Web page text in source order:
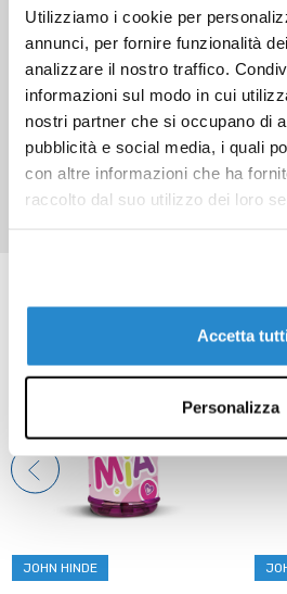
Utilizziamo i cookie per
annunci, per fornire funzionalità
analizzare il nostro traffico.
informazioni sul modo in cui
nostri partner che si occupano di
pubblicità e social media, i quali
con altre informazioni che ha
raccolto dal suo utilizzo dei loro
Accetta tutti
Personalizza
JOHN HINDE